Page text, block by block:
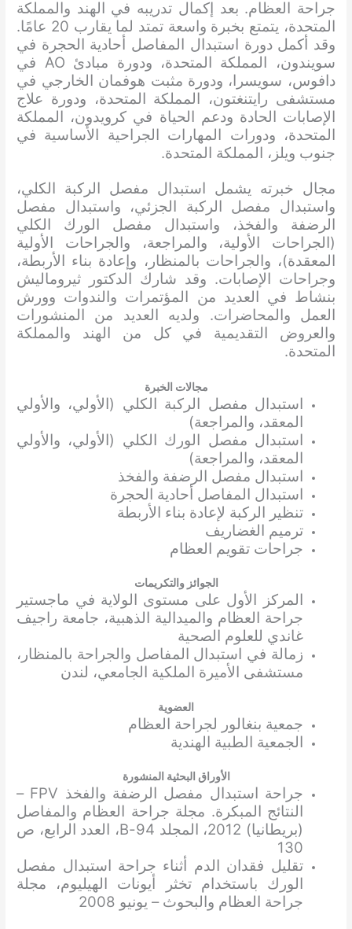
جراحة العظام. بعد إكمال تدريبه في الهند والمملكة
المتحدة، يتمتع بخبرة واسعة تمتد لما يقارب 20 عامًا.
وقد أكمل دورة استبدال المفاصل أحادية الحجرة في
سويندون، المملكة المتحدة، ودورة مبادئ AO في
دافوس، سويسرا، ودورة مثبت هوفمان الخارجي في
مستشفى رايتنغتون، المملكة المتحدة، ودورة علاج
الإصابات الحادة ودعم الحياة في كرويدون، المملكة
المتحدة، ودورات المهارات الجراحية الأساسية في
جنوب ويلز، المملكة المتحدة.
مجال خبرته يشمل استبدال مفصل الركبة الكلي،
واستبدال مفصل الركبة الجزئي، واستبدال مفصل
الرضفة والفخذ، واستبدال مفصل الورك الكلي
(الجراحات الأولية، والمراجعة، والجراحات الأولية
المعقدة)، والجراحات بالمنظار، وإعادة بناء الأربطة،
وجراحات الإصابات. وقد شارك الدكتور ثيروماليش
بنشاط في العديد من المؤتمرات والندوات وورش
العمل والمحاضرات. ولديه العديد من المنشورات
والعروض التقديمية في كل من الهند والمملكة
المتحدة.
مجالات الخبرة
استبدال مفصل الركبة الكلي (الأولي، والأولي
المعقد، والمراجعة)
استبدال مفصل الورك الكلي (الأولي، والأولي
المعقد، والمراجعة)
استبدال مفصل الرضفة والفخذ
استبدال المفاصل أحادية الحجرة
تنظير الركبة لإعادة بناء الأربطة
ترميم الغضاريف
جراحات تقويم العظام
الجوائز والتكريمات
المركز الأول على مستوى الولاية في ماجستير
جراحة العظام والميدالية الذهبية، جامعة راجيف
غاندي للعلوم الصحية
زمالة في استبدال المفاصل والجراحة بالمنظار،
مستشفى الأميرة الملكية الجامعي، لندن
العضوية
جمعية بنغالور لجراحة العظام
الجمعية الطبية الهندية
الأوراق البحثية المنشورة
جراحة استبدال مفصل الرضفة والفخذ FPV –
النتائج المبكرة. مجلة جراحة العظام والمفاصل
(بريطانيا) 2012، المجلد 94-B، العدد الرابع، ص
130
تقليل فقدان الدم أثناء جراحة استبدال مفصل
الورك باستخدام تخثر أيونات الهيليوم، مجلة
جراحة العظام والبحوث – يونيو 2008